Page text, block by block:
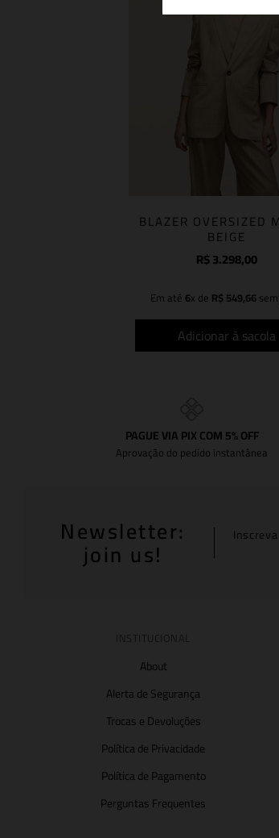
BLAZER OVERSIZED
BEIGE
R$3.298,00
Em até 6x de R$549,66
Adicionar à sacola
PAGUE VIA PIX COM 5% OFF
Aprovação do pedido instantânea
Newsletter:
join us!
About
Alerta de Segurança
Trocas e Devoluções
Política de Privacidade
Política de Pagamento
Perguntas Frequentes